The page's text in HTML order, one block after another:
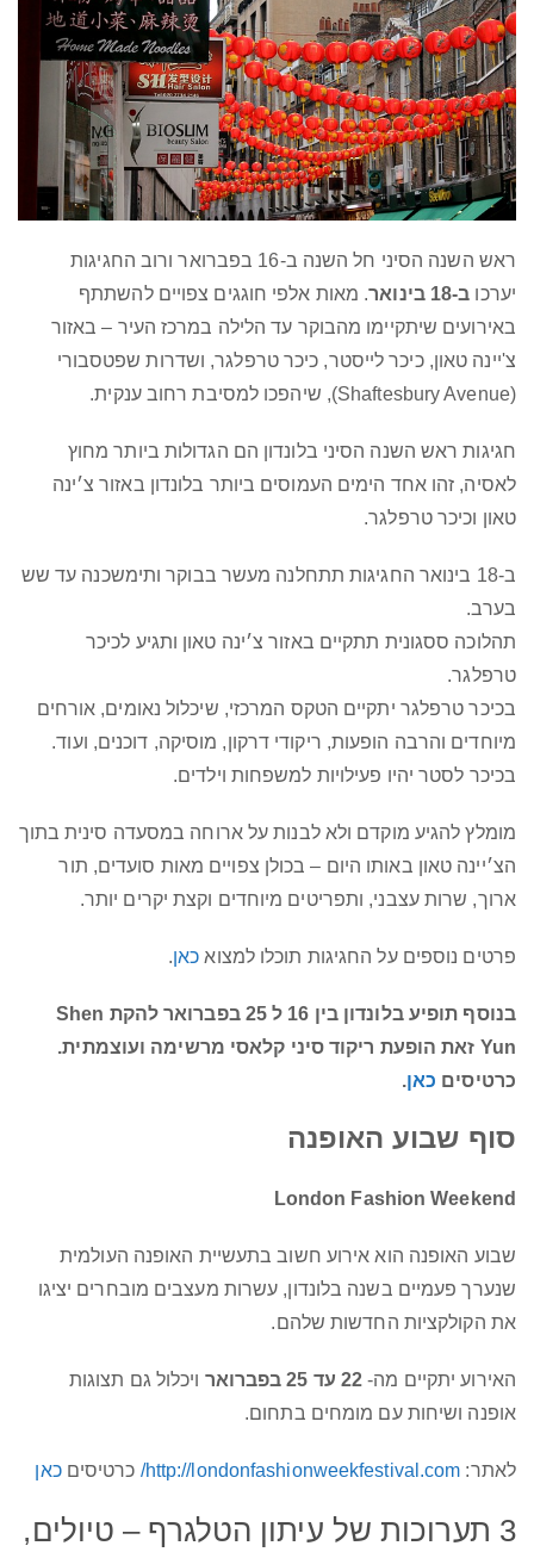
ראש השנה הסיני חל השנה ב-16 בפברואר ורוב החגיגות
יערכו ב-18 בינואר
. מאות אלפי חוגגים צפויים להשתתף
באירועים שיתקיימו מהבוקר עד הלילה במרכז העיר – באזור
צ'יינה טאון, כיכר לייסטר, כיכר טרפלגר, ושדרות שפטסבורי
(Shaftesbury Avenue), שיהפכו למסיבת רחוב ענקית.
חגיגות ראש השנה הסיני בלונדון הם הגדולות ביותר מחוץ
לאסיה, זהו אחד הימים העמוסים ביותר בלונדון באזור צ׳ינה
טאון וכיכר טרפלגר.
ב-18 בינואר החגיגות תתחלנה מעשר בבוקר ותימשכנה עד שש
בערב.
תהלוכה ססגונית תתקיים באזור צ׳ינה טאון ותגיע לכיכר
טרפלגר.
בכיכר טרפלגר יתקיים הטקס המרכזי, שיכלול נאומים, אורחים
מיוחדים והרבה הופעות, ריקודי דרקון, מוסיקה, דוכנים, ועוד.
בכיכר לסטר יהיו פעילויות למשפחות וילדים.
מומלץ להגיע מוקדם ולא לבנות על ארוחה במסעדה סינית בתוך
הצ׳יינה טאון באותו היום – בכולן צפויים מאות סועדים, תור
ארוך, שרות עצבני, ותפריטים מיוחדים וקצת יקרים יותר.
פרטים נוספים על החגיגות תוכלו למצוא כאן.
בנוסף תופיע בלונדון בין 16 ל 25 בפברואר להקת Shen
Yun זאת הופעת ריקוד סיני קלאסי מרשימה ועוצמתית.
כרטיסים כאן.
סוף שבוע האופנה
London Fashion Weekend
שבוע האופנה הוא אירוע חשוב בתעשיית האופנה העולמית
שנערך פעמיים בשנה בלונדון, עשרות מעצבים מובחרים יציגו
את הקולקציות החדשות שלהם.
האירוע יתקיים מה- 22 עד 25 בפברואר
ויכלול גם תצוגות
אופנה ושיחות עם מומחים בתחום.
לאתר: http://londonfashionweekfestival.com/ כרטיסיםכאן
3 תערוכות של עיתון הטלגרף – טיולים,